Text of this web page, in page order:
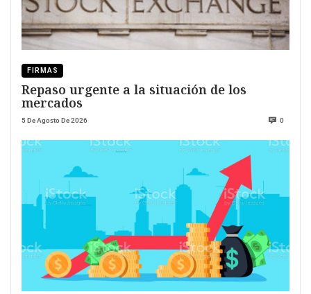
FIRMAS
Repaso urgente a la situación de los
mercados
5 De Agosto De 2026 0